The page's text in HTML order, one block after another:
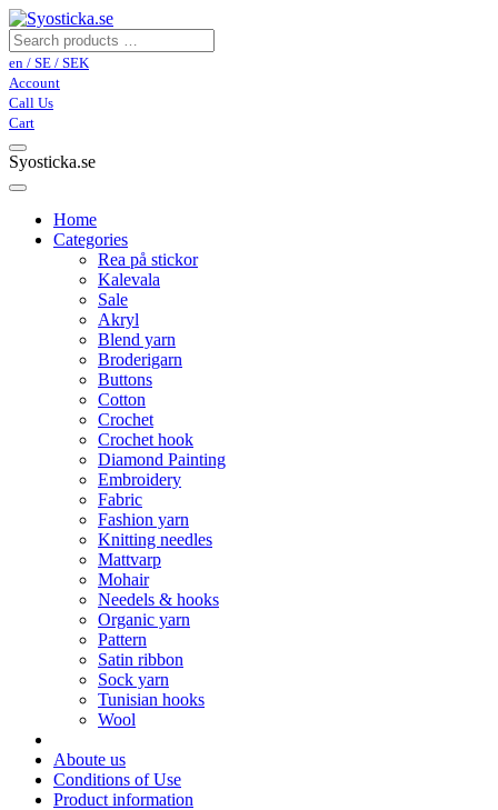
en / SE / SEK
Account
Call Us
Cart
Syosticka.se
Home
Categories
Rea på stickor
Kalevala
Sale
Akryl
Blend yarn
Broderigarn
Buttons
Cotton
Crochet
Crochet hook
Diamond Painting
Embroidery
Fabric
Fashion yarn
Knitting needles
Mattvarp
Mohair
Needels & hooks
Organic yarn
Pattern
Satin ribbon
Sock yarn
Tunisian hooks
Wool
Aboute us
Conditions of Use
Product information